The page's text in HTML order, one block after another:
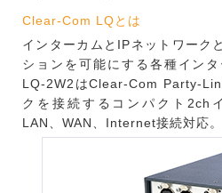
Clear-Com LQとは
インターカムとIPネットワーク
ションを可能にする各種イン
LQ-2W2はClear-Com Party-
クを接続するコンパクト2ch
LAN、WAN、Internet接続対応。